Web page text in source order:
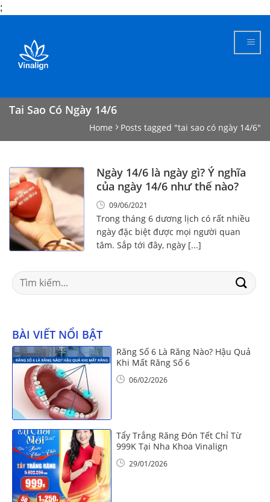
;
content
Tai Sao Có Ngày 14/6
Home Posts tagged "tai sao có ngày 14/6"
Ngày 14/6 là ngày gì? Ý nghĩa
của ngày 14/6 như thế nào?
09/06/2021
Trong tháng 6 dương lịch có rất nhiều
ngày đặc biệt được mọi người quan
tâm. Sắp tới đây, ngày [...]
Search
for:
BÀI VIẾT NỔI BẬT
Răng Số 6 Là Răng Nào? Hậu Quả
Khi Mất Răng Số 6
06/02/2026
Tẩy Trắng Răng Đón Tết Chỉ Từ
999K Tại Nha Khoa Vinalign
29/01/2026